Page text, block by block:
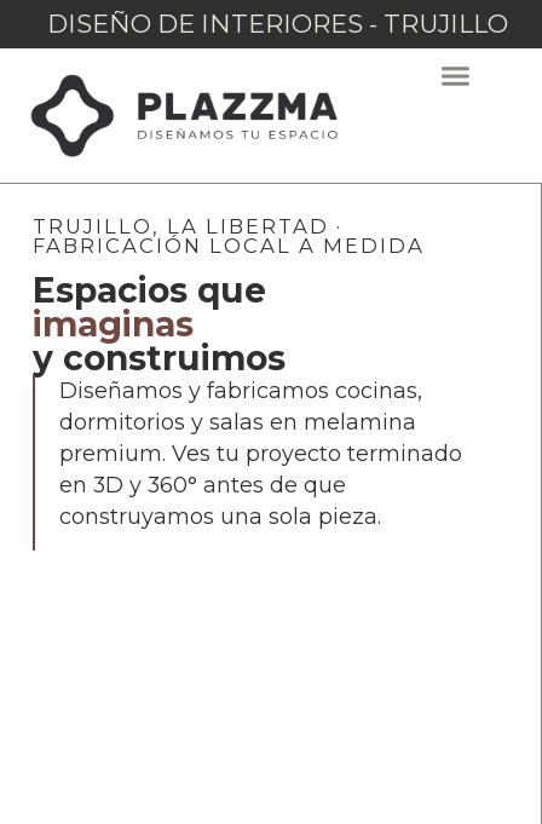
DISEÑO DE INTERIORES - TRUJILLO
TRUJILLO, LA LIBERTAD ·
FABRICACIÓN LOCAL A MEDIDA
Espacios que
imaginas
y construimos
Diseñamos y fabricamos cocinas,
dormitorios y salas en melamina
premium. Ves tu proyecto terminado
en 3D y 360° antes de que
construyamos una sola pieza.